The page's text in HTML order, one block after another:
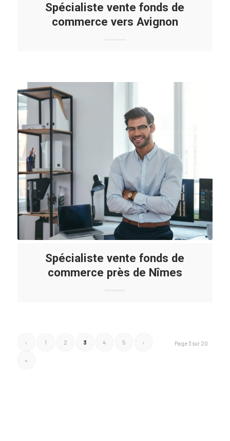
Spécialiste vente fonds de
commerce vers Avignon
Spécialiste vente fonds de
commerce près de Nîmes
Page 3 sur 20
‹ 1 2 3 4 5 ›
»